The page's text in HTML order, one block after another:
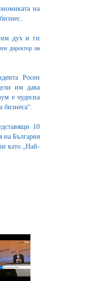
на
им дух и ги
директор на
Росен
им дава
е чудесна
бизнеса“.
10
на България
като „Най-